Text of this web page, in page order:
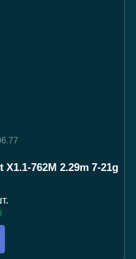
X1.1-762M 2.29m 7-21g